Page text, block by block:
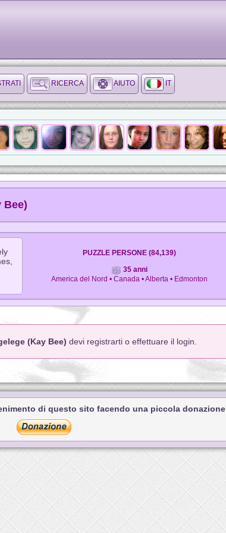
RICERCA AIUTO IT
Bee)
PUZZLE PERSONE (84,139)
35 anni
America del Nord • Canada • Alberta • Edmonton
(Kay Bee) devi registrarti o effettuare il login.
di questo sito facendo una piccola donazione